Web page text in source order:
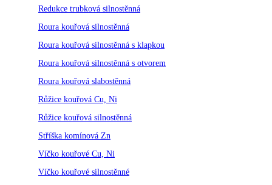
Redukce trubková silnostěnná
Roura kouřová silnostěnná
Roura kouřová silnostěnná s klapkou
Roura kouřová silnostěnná s otvorem
Roura kouřová slabostěnná
Růžice kouřová Cu, Ni
Růžice kouřová silnostěnná
Stříška komínová Zn
Víčko kouřové Cu, Ni
Víčko kouřové silnostěnné